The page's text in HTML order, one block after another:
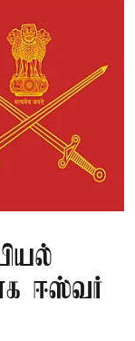
ஈஸ்வர்